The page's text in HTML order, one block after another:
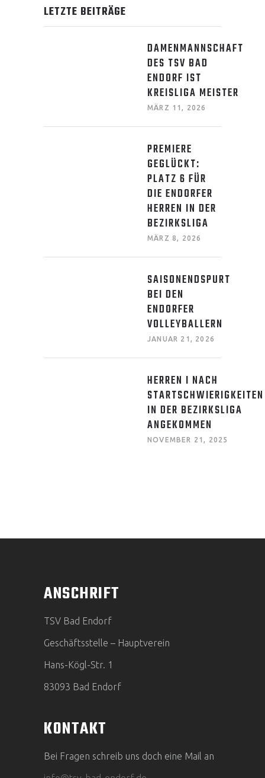
LETZTE BEITRÄGE
DAMENMANNSCHAFT
DES TSV BAD
ENDORF IST
KREISLIGA MEISTER
MÄRZ 11, 2026
PREMIERE
GEGLÜCKT:
PLATZ 6 FÜR
DIE ENDORFER
HERREN IN DER
BEZIRKSLIGA
MÄRZ 8, 2026
SAISONENDSPURT
BEI DEN
ENDORFER
VOLLEYBALLERN
JANUAR 21, 2026
HERREN I NACH
STARTSCHWIERIGKEITEN
IN DER BEZIRKSLIGA
ANGEKOMMEN
NOVEMBER 21, 2025
ANSCHRIFT
TSV Bad Endorf
Geschäftsstelle – Hauptverein
Hans-Kögl-Str. 1
83093 Bad Endorf
KONTAKT
Bei Fragen schreib uns doch eine Mail an